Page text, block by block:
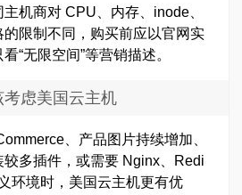
机商对 CPU、内存、inode、
限制不同，购买前应以官网实
“无限空间”等营销描述。
虑美国云主机
、产品图片持续增加、
多插件，或需要 Nginx、Redi
环境时，美国云主机更有优